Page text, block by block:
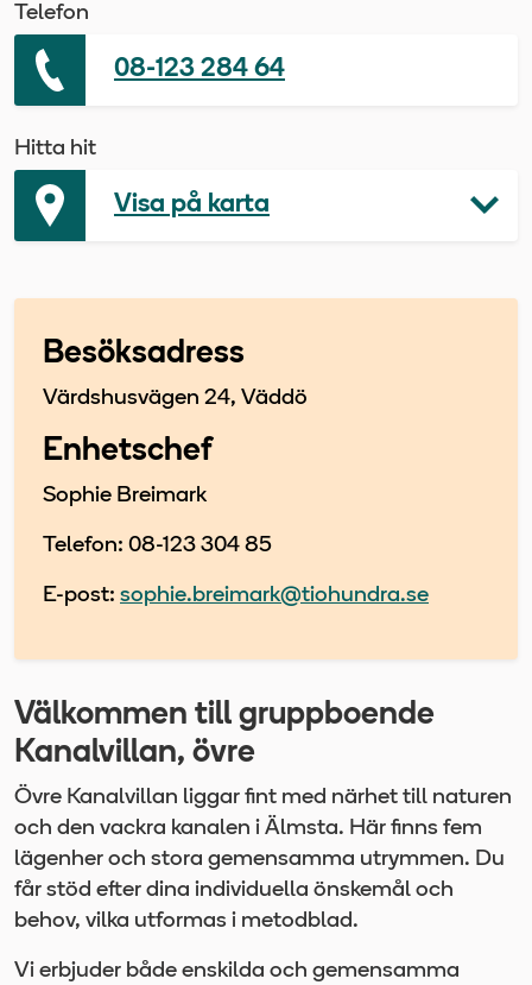
Telefon
08-123 284 64
Hitta hit
Visa på karta
Besöksadress
Värdshusvägen 24, Väddö
Enhetschef
Sophie Breimark
Telefon: 08-123 304 85
E-post: sophie.breimark@tiohundra.se
Välkommen till gruppboende
Kanalvillan, övre
Övre Kanalvillan liggar fint med närhet till naturen
och den vackra kanalen i Älmsta. Här finns fem
lägenher och stora gemensamma utrymmen. Du
får stöd efter dina individuella önskemål och
behov, vilka utformas i metodblad.
Vi erbjuder både enskilda och gemensamma